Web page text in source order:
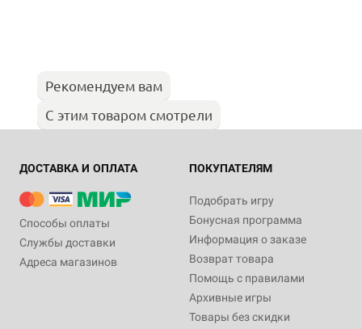
Рекомендуем вам
С этим товаром смотрели
ДОСТАВКА И ОПЛАТА
Способы оплаты
Службы доставки
Адреса магазинов
ПОКУПАТЕЛЯМ
Подобрать игру
Бонусная программа
Информация о заказе
Возврат товара
Помощь с правилами
Архивные игры
Товары без скидки